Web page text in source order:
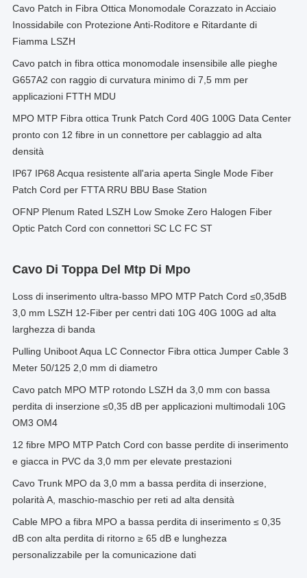
Cavo Patch in Fibra Ottica Monomodale Corazzato in Acciaio
Inossidabile con Protezione Anti-Roditore e Ritardante di
Fiamma LSZH
Cavo patch in fibra ottica monomodale insensibile alle pieghe
G657A2 con raggio di curvatura minimo di 7,5 mm per
applicazioni FTTH MDU
MPO MTP Fibra ottica Trunk Patch Cord 40G 100G Data Center
pronto con 12 fibre in un connettore per cablaggio ad alta
densità
IP67 IP68 Acqua resistente all'aria aperta Single Mode Fiber
Patch Cord per FTTA RRU BBU Base Station
OFNP Plenum Rated LSZH Low Smoke Zero Halogen Fiber
Optic Patch Cord con connettori SC LC FC ST
Cavo Di Toppa Del Mtp Di Mpo
Loss di inserimento ultra-basso MPO MTP Patch Cord ≤0,35dB
3,0 mm LSZH 12-Fiber per centri dati 10G 40G 100G ad alta
larghezza di banda
Pulling Uniboot Aqua LC Connector Fibra ottica Jumper Cable 3
Meter 50/125 2,0 mm di diametro
Cavo patch MPO MTP rotondo LSZH da 3,0 mm con bassa
perdita di inserzione ≤0,35 dB per applicazioni multimodali 10G
OM3 OM4
12 fibre MPO MTP Patch Cord con basse perdite di inserimento
e giacca in PVC da 3,0 mm per elevate prestazioni
Cavo Trunk MPO da 3,0 mm a bassa perdita di inserzione,
polarità A, maschio-maschio per reti ad alta densità
Cable MPO a fibra MPO a bassa perdita di inserimento ≤ 0,35
dB con alta perdita di ritorno ≥ 65 dB e lunghezza
personalizzabile per la comunicazione dati